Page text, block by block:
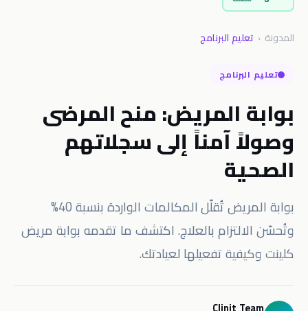
المدونة ‹ تعليم البرنامج
تعليم البرنامج
بوابة المريض: منح المرضى
وصولاً آمناً إلى سجلاتهم
الصحية
بوابة المريض تُقلّل المكالمات الواردة بنسبة 40%
وتُحسّن الالتزام بالعلاج. اكتشف ما تقدمه بوابة مريض
كلينت وكيفية تفعيلها لعيادتك.